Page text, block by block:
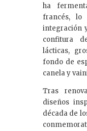
ha
francés, lo
integración
confitura
lácticas,
fondo de
canela y
Tras
diseños
década de